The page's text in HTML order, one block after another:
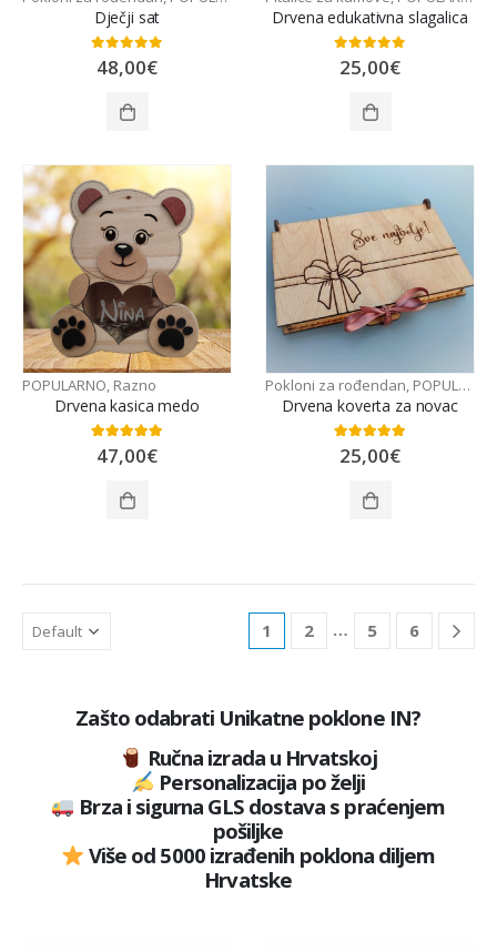
Dječji sat
out of 5
48,00€
Drvena edukativna slagalica
0out of 5
25,00€
POPULARNO, Razno
Drvena kasica medo
5.00 out of 5
47,00€
Pokloni za rođendan, POPULARNO
Drvena koverta za novac
5.00 out of 5
25,00€
1 2 … 5 6
Zašto odabrati Unikatne poklone IN?
Ručna izrada u Hrvatskoj
Personalizacija po želji
Brza i sigurna GLS dostava s praćenjem
pošiljke
Više od 5000 izrađenih poklona diljem
Hrvatske